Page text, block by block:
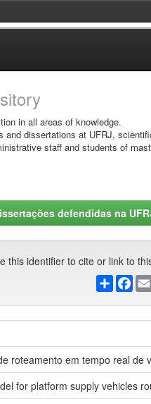
in all areas of knowledge.
dissertations at UFRJ,
staff and students of
defendidas na
this identifier to cite or link to
Share
roteamento em tempo real
for platform supply vehicles